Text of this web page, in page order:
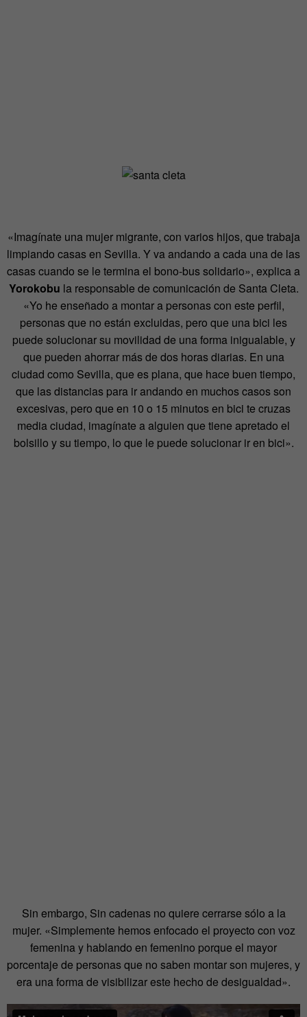
«Imagínate una mujer migrante, con varios hijos, que trabaja
limpiando casas en Sevilla. Y va andando a cada una de las
casas cuando se le termina el bono-bus solidario», explica a
Yorokobu la responsable de comunicación de Santa Cleta.
«Yo he enseñado a montar a personas con este perfil,
personas que no están excluidas, pero que una bici les
puede solucionar su movilidad de una forma inigualable, y
que pueden ahorrar más de dos horas diarias. En una
ciudad como Sevilla, que es plana, que hace buen tiempo,
que las distancias para ir andando en muchos casos son
excesivas, pero que en 10 o 15 minutos en bici te cruzas
media ciudad, imagínate a alguien que tiene apretado el
bolsillo y su tiempo, lo que le puede solucionar ir en bici».
Sin embargo, Sin cadenas no quiere cerrarse sólo a la
mujer. «Simplemente hemos enfocado el proyecto con voz
femenina y hablando en femenino porque el mayor
porcentaje de personas que no saben montar son mujeres, y
era una forma de visibilizar este hecho de desigualdad».